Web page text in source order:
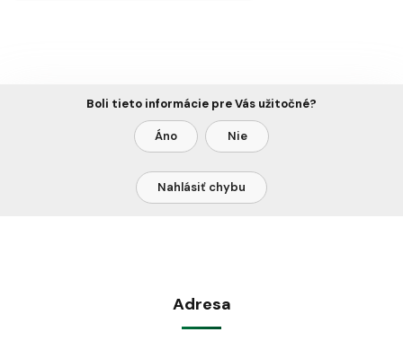
Boli tieto informácie pre Vás užitočné?
Áno Nie
Nahlásiť chybu
Adresa